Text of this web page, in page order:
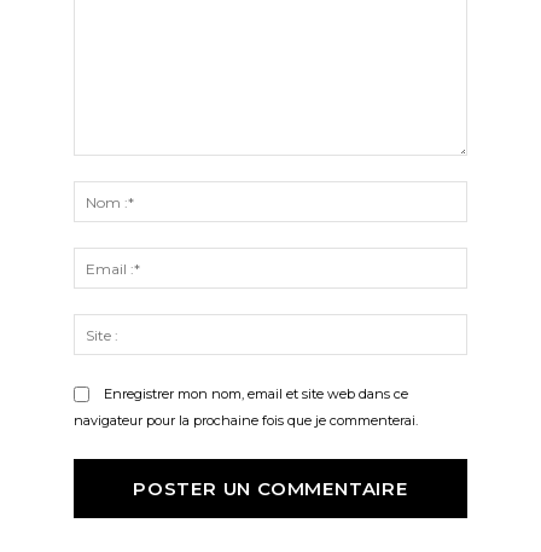
:*
:*
:
Enregistrer mon nom, email et site web dans ce
navigateur pour la prochaine fois que je commenterai.